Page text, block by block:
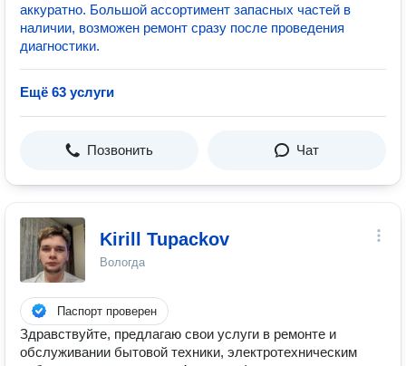
аккуратно. Большой ассортимент запасных частей в
наличии, возможен ремонт сразу после проведения
диагностики.
Ещё 63 услуги
Позвонить Чат
Kirill Tupackov
Вологда
Паспорт проверен
Здравствуйте, предлагаю свои услуги в ремонте и
обслуживании бытовой техники, электротехническим